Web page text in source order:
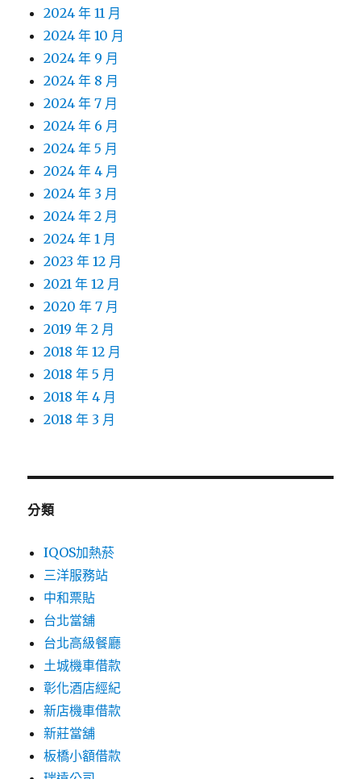
2024 年 11 月
2024 年 10 月
2024 年 9 月
2024 年 8 月
2024 年 7 月
2024 年 6 月
2024 年 5 月
2024 年 4 月
2024 年 3 月
2024 年 2 月
2024 年 1 月
2023 年 12 月
2021 年 12 月
2020 年 7 月
2019 年 2 月
2018 年 12 月
2018 年 5 月
2018 年 4 月
2018 年 3 月
分類
IQOS加熱菸
三洋服務站
中和票貼
台北當舖
台北高級餐廳
土城機車借款
彰化酒店經紀
新店機車借款
新莊當舖
板橋小額借款